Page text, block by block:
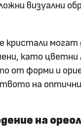
визуални
кристали могат
като цветни
от форми и
на
на